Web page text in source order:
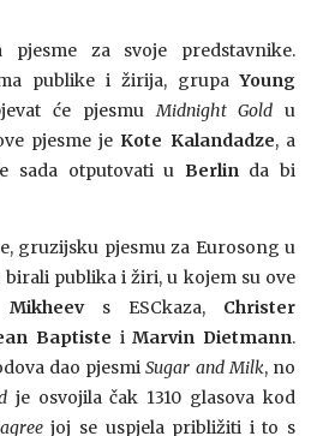
pjesme za svoje predstavnike.
publike i žirija, grupaYoung
će pjesmuMidnight Goldu
pjesme je Kote Kalandadze, a
sada otputovati u Berlinda bi
gruzijsku pjesmu za Eurosong u
publika i žiri, u kojem su ove
s ESCkaza,Christer
Baptiste iMarvin Dietmann.
dao pjesmiSugar and Milk, no
je osvojila čak 1310 glasova kod
joj se uspjela približiti i to s